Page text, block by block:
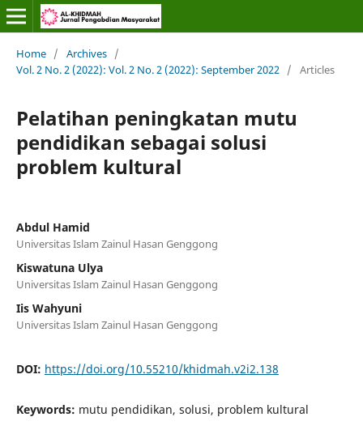
Home / Archives /
Vol. 2 No. 2 (2022): Vol. 2 No. 2 (2022): September 2022 / Articles
Pelatihan peningkatan mutu
pendidikan sebagai solusi
problem kultural
Abdul Hamid
Universitas Islam Zainul Hasan Genggong
Kiswatuna Ulya
Universitas Islam Zainul Hasan Genggong
Iis Wahyuni
Universitas Islam Zainul Hasan Genggong
DOI: https://doi.org/10.55210/khidmah.v2i2.138
Keywords: mutu pendidikan, solusi, problem kultural